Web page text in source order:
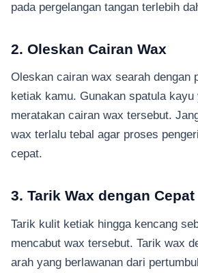
pada pergelangan tangan terlebih
2. Oleskan Cairan Wax
Oleskan cairan wax searah dengan
ketiak kamu. Gunakan spatula kayu
meratakan cairan wax tersebut.
wax terlalu tebal agar proses
cepat.
3. Tarik Wax dengan Cepat
Tarik kulit ketiak hingga kencang
mencabut wax tersebut. Tarik wax
arah yang berlawanan dari